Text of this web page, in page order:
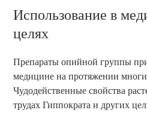
Использование в
целях
Препараты опийной группы
медицине на протяжении
Чудодейственные свойства
трудах Гиппократа и других